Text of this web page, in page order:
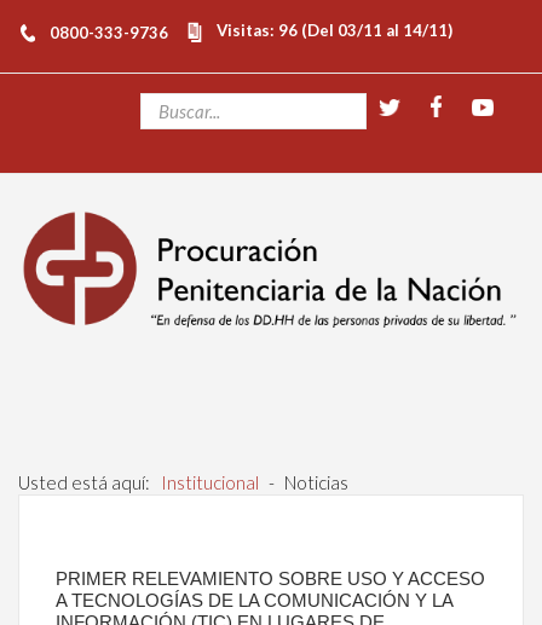
0800-333-9736 Visitas: 96 (Del 03/11 al 14/11)
Usted está aquí: Institucional - Noticias
PRIMER RELEVAMIENTO SOBRE USO Y ACCESO
A TECNOLOGÍAS DE LA COMUNICACIÓN Y LA